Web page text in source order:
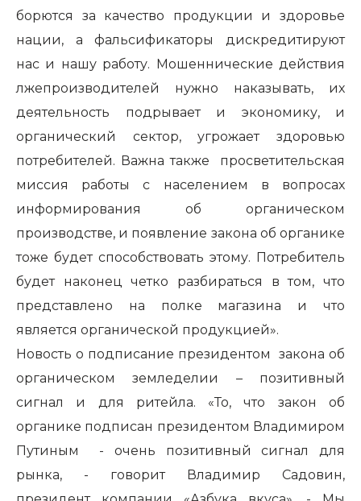
борются за качество продукции и здоровье
нации, а фальсификаторы дискредитируют
нас и нашу работу. Мошеннические действия
лжепроизводителей нужно наказывать, их
деятельность подрывает и экономику, и
органический сектор, угрожает здоровью
потребителей. Важна также просветительская
миссия работы с населением в вопросах
информирования об органическом
производстве, и появление закона об органике
тоже будет способствовать этому. Потребитель
будет наконец четко разбираться в том, что
представлено на полке магазина и что
является органической продукцией».
Новость о подписание президентом закона об
органическом земледелии – позитивный
сигнал и для ритейла. «То, что закон об
органике подписан президентом Владимиром
Путиным - очень позитивный сигнал для
рынка, - говорит Владимир Садовин,